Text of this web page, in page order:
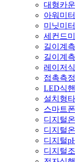
대형카
아워미터
미닛미터
세컨드
길이계
길이계
레이저
접촉측
LED식
설치형
스마트
디지털
디지털
디지털
디지털